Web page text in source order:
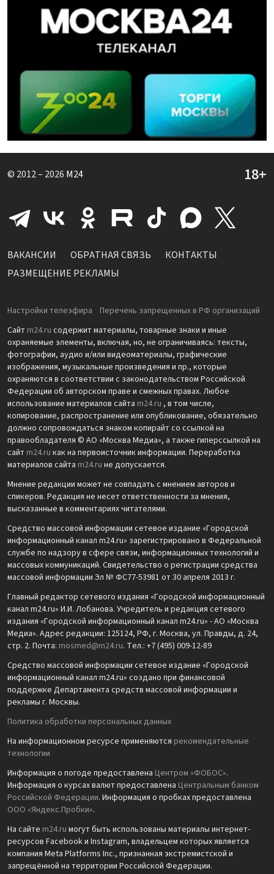
© 2012 – 2026 M24
ВАКАНСИИ ОБРАТНАЯ СВЯЗЬ
КОНТАКТЫ
РАЗМЕЩЕНИЕ РЕКЛАМЫ
Настройки телеэфира
Перечень запрещенных в РФ организаций
Сайт m24.ru содержит материалы, товарные знаки и иные
охраняемые элементы, включая, но, не ограничиваясь: тексты,
фотографии, аудио и/или видеоматериалы, графические
изображения, музыкальные произведения и пр., которые
охраняются в соответствии с законодательством Российской
Федерации об авторском праве и смежных правах. Любое
использование материалов сайта m24.ru , в том числе,
копирование, распространение или опубликование, обязательно
должно сопровождаться знаком копирайт со ссылкой на
правообладателя © АО «Москва Медиа», а также гиперссылкой на
сайт m24.ru как на первоисточник информации. Переработка
материалов сайта m24.ru не допускается.
Мнение редакции может не совпадать с мнением авторов и
спикеров. Редакция не несет ответственности за мнения,
высказанные в комментариях читателями.
Средство массовой информации сетевое издание «Городской
информационный канал m24.ru» зарегистрировано в Федеральной
службе по надзору в сфере связи, информационных технологий и
массовых коммуникаций. Свидетельство о регистрации средства
массовой информации Эл № ФС77-53981 от 30 апреля 2013 г.
Главный редактор сетевого издания «Городской информационный
канал m24.ru» И.И. Лобанова. Учредитель и редакция сетевого
издания «Городской информационный канал m24.ru» - АО «Москва
Медиа». Адрес редакции: 125124, РФ, г. Москва, ул. Правды, д. 24,
стр. 2. Почта: mosmed@m24.ru. Тел.: +7 (495) 009-12-89
Средство массовой информации сетевое издание «Городской
информационный канал m24.ru» создано при финансовой
поддержке Департамента средств массовой информации и
рекламы г. Москвы.
Политика обработки персональных данных
На информационном ресурсе применяются рекомендательные
технологии
Информация о погоде предоставлена Центром «ФОБОС».
Информация о курсах валют предоставлена Центральным банком
Российской Федерации. Информация о пробках предоставлена
ООО «Яндекс.Пробки».
На сайте m24.ru могут быть использованы материалы интернет-
ресурсов Facebook и Instagram, владельцем которых является
компания Meta Platforms Inc., признанная экстремистской и
запрещённой на территории Российской Федерации.